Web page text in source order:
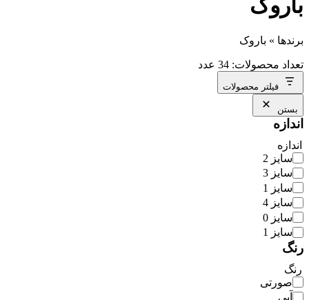
باروک
برندها » باروک
تعداد محصولات: 34 عدد
فیلتر محصولات
بستن
اندازه
اندازه
سایز 2
سایز 3
سایز 1
سایز 4
سایز 0
سایز 1
رنگ
رنگ
صورتی
آبی